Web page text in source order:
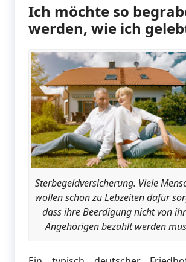
Ich möchte so
werden, wie ich
Sterbegeldversicherung. Viele
wollen schon zu Lebzeiten dafür
dass ihre Beerdigung nicht von
Angehörigen bezahlt werden